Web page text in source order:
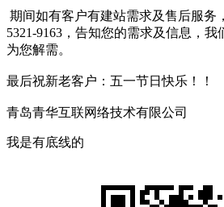
期间如有客户有建站需求及售后服务
5321-9163，告知您的需求及信息，
为您解需。
最后祝新老客户：五一节日快乐！！
青岛青华互联网络技术有限公司
我是有底线的